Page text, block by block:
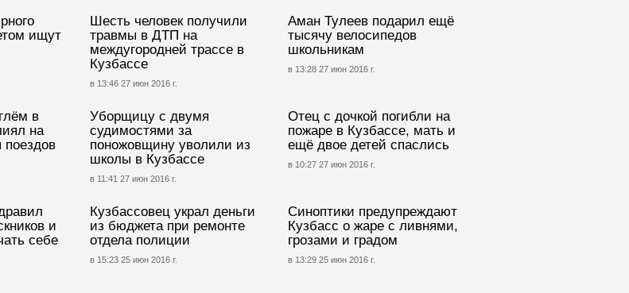
ищут
Шесть человек получили
травмы в ДТП на
междугородней трассе в
Кузбассе
в 13:46 27 июн 2016 г.
Аман Тулеев подарил ещё
тысячу велосипедов
школьникам
в 13:28 27 июн 2016 г.
в
на
поездов
Уборщицу с двумя
судимостями за
поножовщину уволили из
школы в Кузбассе
в 11:41 27 июн 2016 г.
Отец с дочкой погибли на
пожаре в Кузбассе, мать и
ещё двое детей спаслись
в 10:27 27 июн 2016 г.
и
себе
Кузбассовец украл деньги
из бюджета при ремонте
отдела полиции
в 15:23 25 июн 2016 г.
Синоптики предупреждают
Кузбасс о жаре с ливнями,
грозами и градом
в 13:29 25 июн 2016 г.